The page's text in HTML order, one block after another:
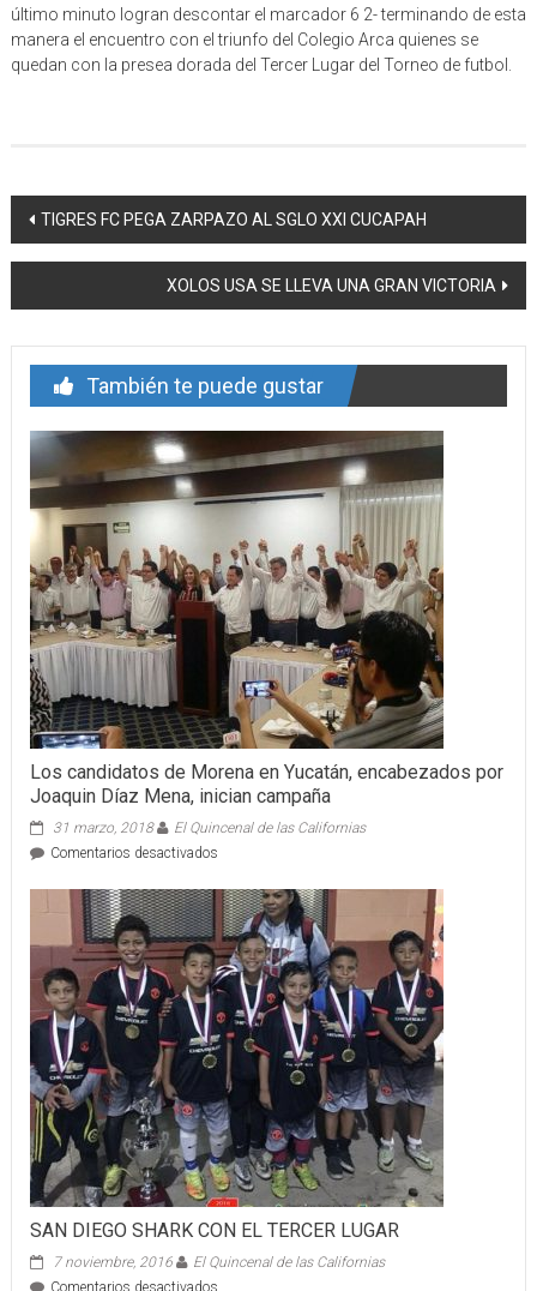
último minuto logran descontar el marcador 6 2- terminando de esta
manera el encuentro con el triunfo del Colegio Arca quienes se
quedan con la presea dorada del Tercer Lugar del Torneo de futbol.
Navegación
de
entrada
TIGRES FC PEGA ZARPAZO AL SGLO XXI CUCAPAH
XOLOS USA SE LLEVA UNA GRAN VICTORIA
También te puede gustar
Los candidatos de Morena en Yucatán, encabezados por
Joaquin Díaz Mena, inician campaña
31 marzo, 2018
El Quincenal de las Californias
Comentarios desactivadosen
candidatos
de
Morena
en
Yucatán,
encabezados
por
Joaquin
Díaz
Mena,
inician
campaña
SAN DIEGO SHARK CON EL TERCER LUGAR
7 noviembre, 2016
El Quincenal de las Californias
Comentarios desactivadosen